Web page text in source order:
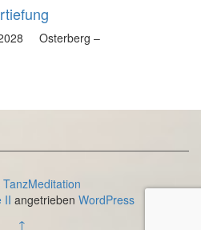
Osterberg –
TanzMeditation
II angetrieben WordPress
↑